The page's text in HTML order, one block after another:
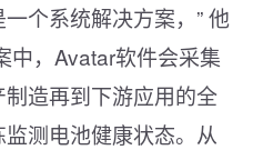
个系统解决方案，” 他
中，Avatar软件会采集
造再到下游应用的全
测电池健康状态。从